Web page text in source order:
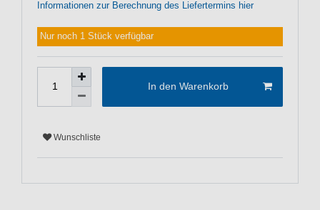
Informationen zur Berechnung des Liefertermins hier
Nur noch 1 Stück verfügbar
In den Warenkorb
Wunschliste